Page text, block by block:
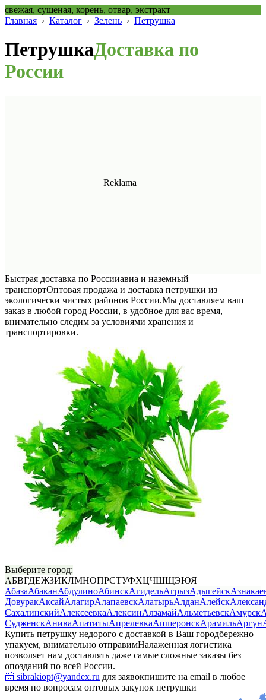
свежая, сушеная, корень, отвар, экстракт
Главная › Каталог › Зелень › Петрушка
ПетрушкаДоставка по
России
Быстрая доставка по Россииавиа и наземный
транспортОптовая продажа и доставка петрушки из
экологически чистых районов России.Мы доставляем ваш
заказ в любой город России, в удобное для вас время,
внимательно следим за условиями хранения и
транспортировки.
Выберите город:
АБВГДЕЖЗИКЛМНОПРСТУФХЦЧШЩЭЮЯ
АбазаАбаканАбдулиноАбинскАгидельАгрызАдыгейск
ДовуракАксайАлагирАлапаевскАлатырьАлданАлейск
СахалинскийАлексеевкаАлексинАлзамайАльметьевскАмурск
СудженскАниваАпатитыАпрелевкаАпшеронскАрамильАргун
Купить петрушку недорого с доставкой в Ваш городбережно
упакуем, внимательно отправимНалаженная логистика
позволяет нам доставлять даже самые сложные заказы без
опозданий по всей России.
📨 sibrakiopt@yandex.ru для заявокпишите на email в любое
время по вопросам оптовых закупок петрушки